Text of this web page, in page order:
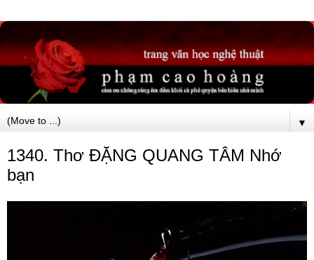
▼
1340. Thơ ĐẶNG QUANG TÂM Nhớ
bạn